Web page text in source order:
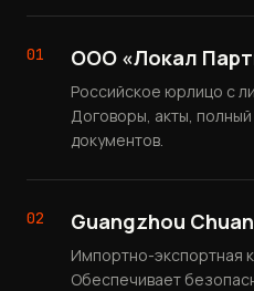
01 ООО «Локал
Российское юрлицо с
Договоры, акты,
документов.
02 Guangzhou
Импортно-экспортная
Обеспечивает